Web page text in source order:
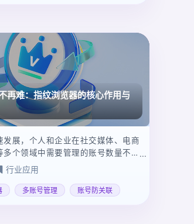
再难：指纹浏览器的核心作用与
发展，个人和企业在社交媒体、电商
个领域中需要管理的账号数量不断
全地管理这些账号成为了亟待解决
纹浏览器作为一种新兴技术手段，能
。本文将围绕防关联指纹浏览器展
行业应用
多账号管理 账号防关联